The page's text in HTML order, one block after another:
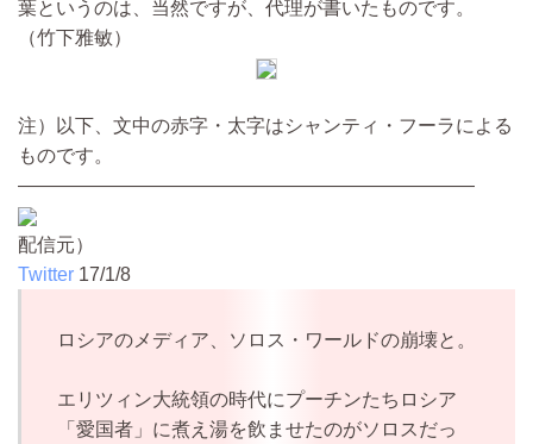
葉というのは、当然ですが、代理が書いたものです。
（竹下雅敏）
注）以下、文中の赤字・太字はシャンティ・フーラによる
ものです。
――――――――――――――――――――――――
配信元）
Twitter 17/1/8
ロシアのメディア、ソロス・ワールドの崩壊と。
エリツィン大統領の時代にプーチンたちロシア
「愛国者」に煮え湯を飲ませたのがソロスだっ